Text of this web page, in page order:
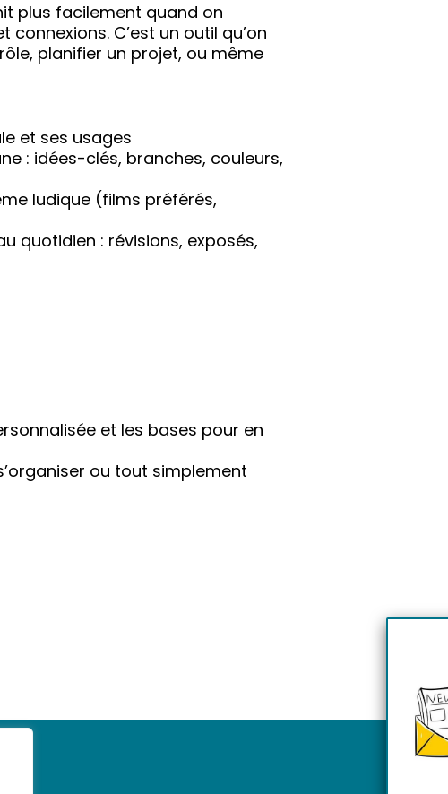
plus facilement quand on
C’est un outil qu’on
planifier un projet, ou même
et ses usages
: idées-clés, branches, couleurs,
ludique (films préférés,
quotidien : révisions, exposés,
et les bases pour en
ou tout simplement